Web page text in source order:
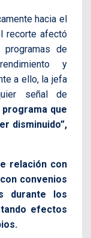
hacia el
recorte afectó
programas de
y
a ello, la jefa
señal de
programa que
disminuido”,
relación con
convenios
durante los
efectos